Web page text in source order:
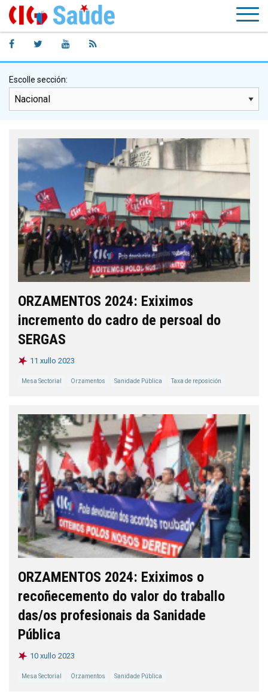
Escolle sección:
ORZAMENTOS 2024: Exiximos
incremento do cadro de persoal do
SERGAS
11 xullo 2023
Mesa Sectorial Orzamentos Sanidade Pública Taxa de reposición
ORZAMENTOS 2024: Exiximos o
recoñecemento do valor do traballo
das/os profesionais da Sanidade
Pública
10 xullo 2023
Mesa Sectorial Orzamentos Sanidade Pública